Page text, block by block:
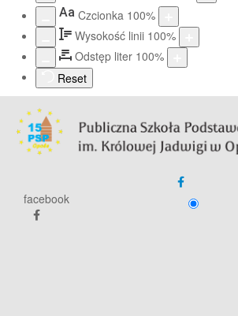
Aa Czcionka 100%
Wysokość linii 100%
Odstęp liter 100%
Reset
facebook